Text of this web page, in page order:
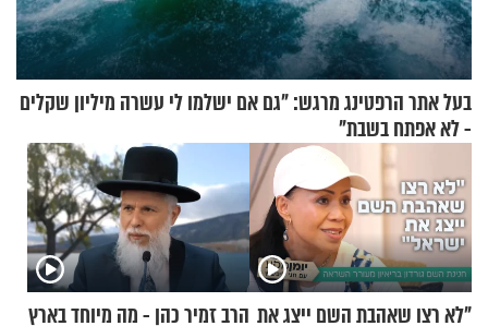
בעל אתר הרפטינג מרגש: "גם אם ישלמו לי עשרה מיליון שקלים
- לא אפתח בשבת"
"לא רצו שאהבת השם ייצג את הרב זמיר כהן - מה מיוחד בארץ